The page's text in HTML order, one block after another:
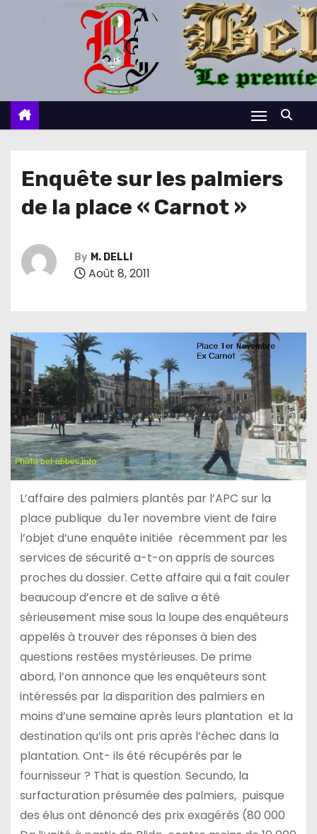
c
Enquête sur les palmiers
de la place « Carnot »
By M. DELLI
Août 8, 2011
L’affaire des palmiers plantés par l’APC sur la
place publique du 1er novembre vient de faire
l’objet d’une enquête initiée récemment par les
services de sécurité a-t-on appris de sources
proches du dossier. Cette affaire qui a fait couler
beaucoup d’encre et de salive a été
sérieusement mise sous la loupe des enquêteurs
appelés à trouver des réponses à bien des
questions restées mystérieuses. De prime
abord, l’on annonce que les enquêteurs sont
intéressés par la disparition des palmiers en
moins d’une semaine après leurs plantation et la
destination qu’ils ont pris après l’échec dans la
plantation. Ont- ils été récupérés par le
fournisseur ? That is question. Secundo, la
surfacturation présumée des palmiers, puisque
des élus ont dénoncé des prix exagérés (80 000